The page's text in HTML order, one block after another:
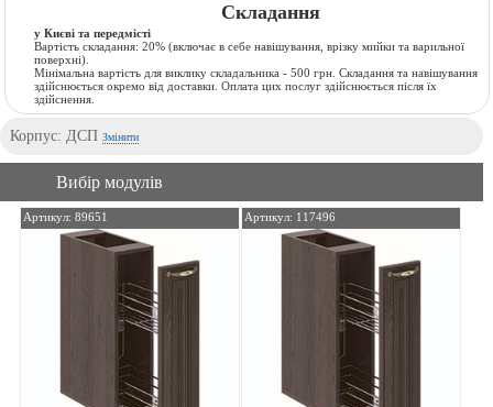
Складання
у Києві та передмісті
Вартість складання:20% (включає в себе навішування, врізку мийки та варильної
поверхні).
Мінімальна вартість для виклику складальника - 500 грн. Складання та навішування
здійснюється окремо від доставки. Оплата цих послуг здійснюється після їх
здійснення.
Корпус: ДСПЗмінити
Вибір модулів
Артикул: 89651 Артикул: 117496